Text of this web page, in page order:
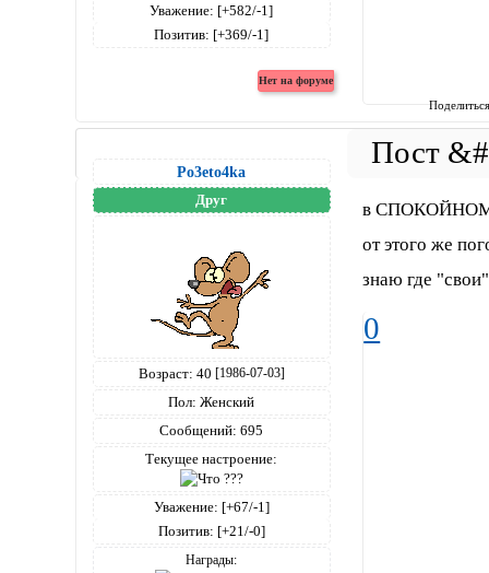
Уважение: [+582/-1]
Позитив: [+369/-1]
Po3eto4ka
Друг
Возраст: 40 [1986-07-03]
Пол: Женский
Сообщений: 695
Текущее настроение:
Уважение: [+67/-1]
Позитив: [+21/-0]
Награды:
в СПОКОЙНОМ
от этого же
знаю где
0